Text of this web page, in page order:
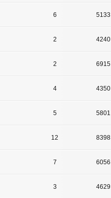
6 5133
2 4240
2 6915
4 4350
5 5801
12 8398
7 6056
3 4629